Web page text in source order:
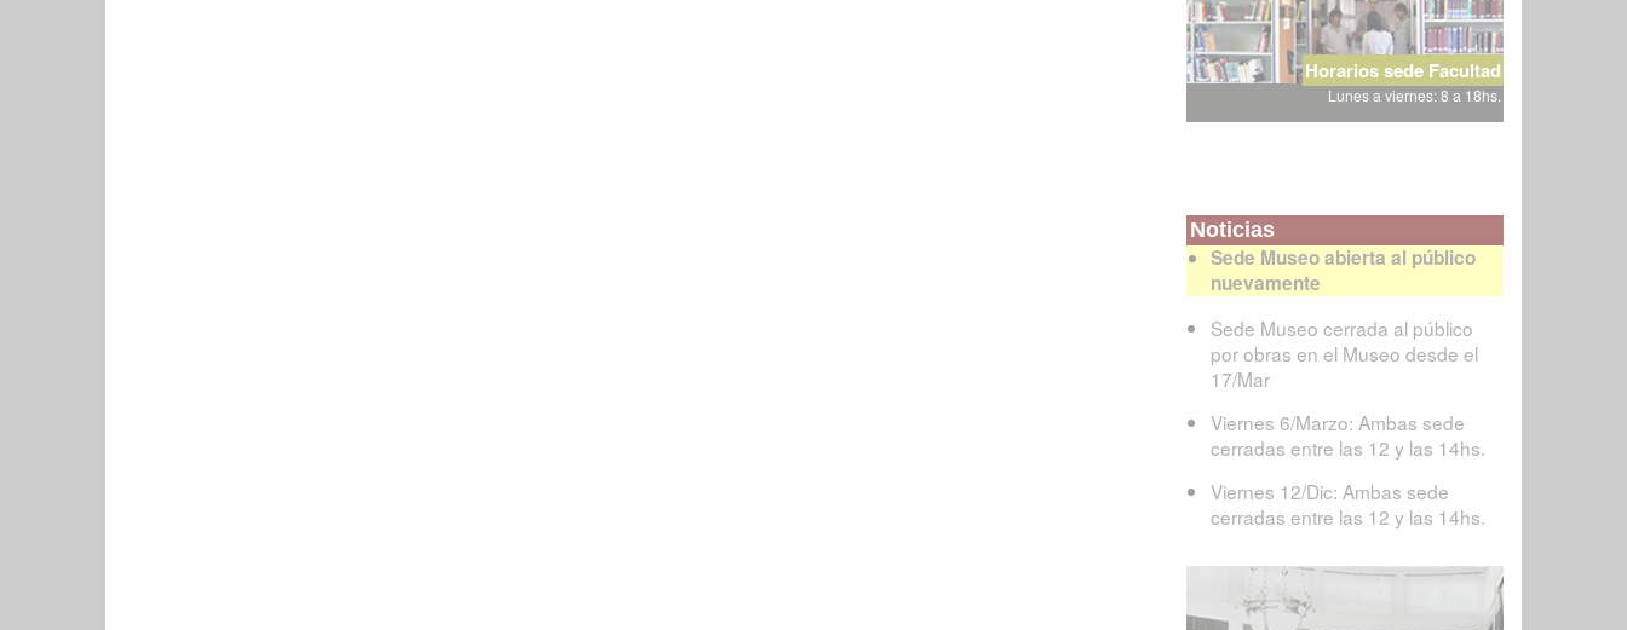
Horarios sede Facultad
Lunes a viernes: 8 a 18hs.
Noticias
Sede Museo abierta al público
nuevamente
Sede Museo cerrada al público
por obras en el Museo desde el
17/Mar
Viernes 6/Marzo: Ambas sede
cerradas entre las 12 y las 14hs.
Viernes 12/Dic: Ambas sede
cerradas entre las 12 y las 14hs.